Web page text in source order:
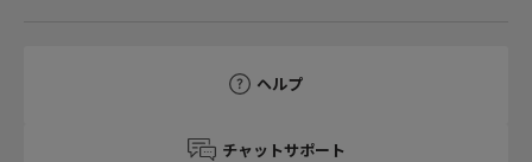
ヘルプ
チャットサポート